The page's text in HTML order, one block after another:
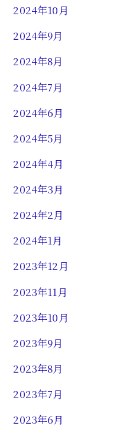
2024年10月
2024年9月
2024年8月
2024年7月
2024年6月
2024年5月
2024年4月
2024年3月
2024年2月
2024年1月
2023年12月
2023年11月
2023年10月
2023年9月
2023年8月
2023年7月
2023年6月